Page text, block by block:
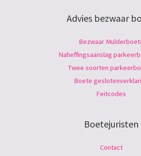
Advies bezwaar
Bezwaar
Naheffingsaanslag
Twee soorten
Boete
Feitcodes
Boetejuristen
Contact